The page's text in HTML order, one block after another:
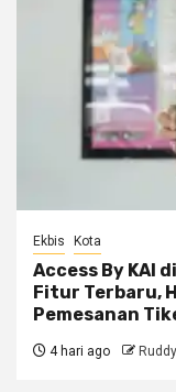
Ekbis Kota
Access By KAI
Fitur Terbaru,
Pemesanan
4 hari ago Ruddy